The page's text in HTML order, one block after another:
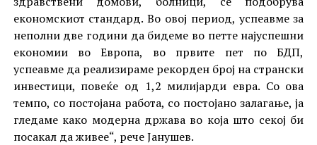
економскиот стандард. Во овој период, успеавме за
неполни две години да бидеме во петте најуспешни
економии во Европа, во првите пет по БДП,
успеавме да реализираме рекорден број на странски
инвестици, повеќе од 1,2 милијарди евра. Со ова
темпо, со постојана работа, со постојано залагање, ја
гледаме како модерна држава во која што секој би
посакал да живее“, рече Јанушев.